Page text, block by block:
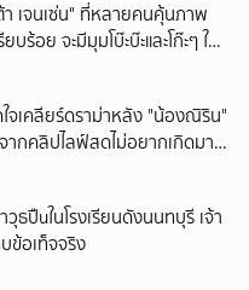
า เจนเซ่น" ที่หลายคนคุ้นภาพ
ร้อย จะมีมุมโบ๊ะบ๊ะและโก๊ะๆ ให้
านนี้ทำเอาแฟนๆ ทั้งเอ็นดูทั้ง
จเคลียร์ดราม่าหลัง "น้องณิริน"
ากคลิปไลฟ์สดไม่อยากเกิดมา
วุธปืuในโรงเรียนดังนนทบุรี เจ้า
ข้อเท็จจริง